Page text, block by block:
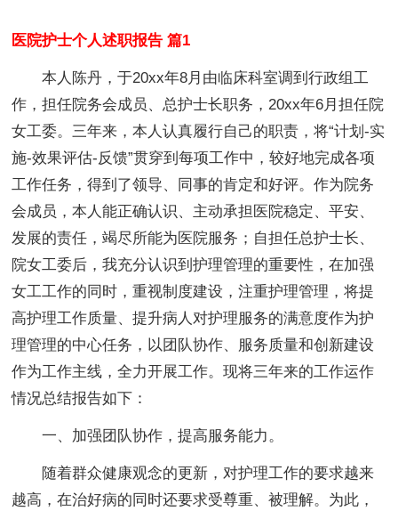
医院护士个人述职报告 篇1
本人陈丹，于20xx年8月由临床科室调到行政组工
作，担任院务会成员、总护士长职务，20xx年6月担任院
女工委。三年来，本人认真履行自己的职责，将“计划-实
施-效果评估-反馈”贯穿到每项工作中，较好地完成各项
工作任务，得到了领导、同事的肯定和好评。作为院务
会成员，本人能正确认识、主动承担医院稳定、平安、
发展的责任，竭尽所能为医院服务；自担任总护士长、
院女工委后，我充分认识到护理管理的重要性，在加强
女工工作的同时，重视制度建设，注重护理管理，将提
高护理工作质量、提升病人对护理服务的满意度作为护
理管理的中心任务，以团队协作、服务质量和创新建设
作为工作主线，全力开展工作。现将三年来的工作运作
情况总结报告如下：
一、加强团队协作，提高服务能力。
随着群众健康观念的更新，对护理工作的要求越来
越高，在治好病的同时还要求受尊重、被理解。为此，